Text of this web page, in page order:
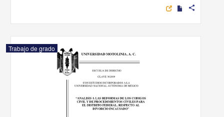
share
Trabajo de grado